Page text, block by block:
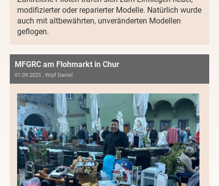
modifizierter oder reparierter Modelle. Natürlich wurde
auch mit altbewährten, unveränderten Modellen
geflogen.
MFGRC am Flohmarkt in Chur
01.09.2025 , Wipf Daniel